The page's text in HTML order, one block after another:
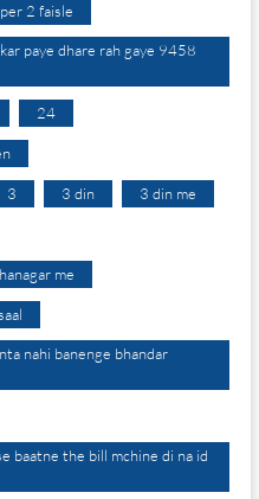
2 faisle
paye dhare rah gaye 9458
24
3 3 din 3 din me
me
nahi banenge bhandar
baatne the bill mchine di na id